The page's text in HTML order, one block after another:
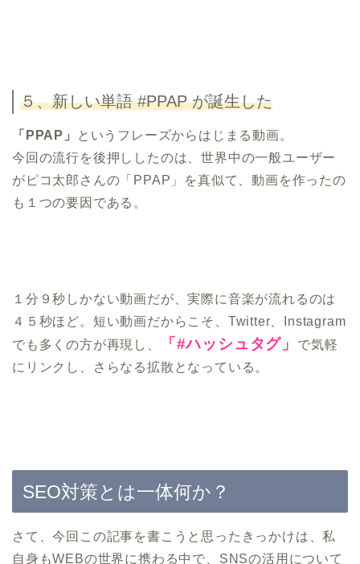
５、新しい単語 #PPAP が誕生した
「PPAP」
というフレーズからはじまる動画。
今回の流行を後押ししたのは、世界中の一般ユーザー
がピコ太郎さんの「PPAP」を真似て、動画を作ったの
も１つの要因である。
１分９秒しかない動画だが、実際に音楽が流れるのは
４５秒ほど。短い動画だからこそ、Twitter、Instagram
でも多くの方が再現し、
「#ハッシュタグ」
で気軽
にリンクし、さらなる拡散となっている。
SEO対策とは一体何か？
さて、今回この記事を書こうと思ったきっかけは、私
自身もWEBの世界に携わる中で、SNSの活用について